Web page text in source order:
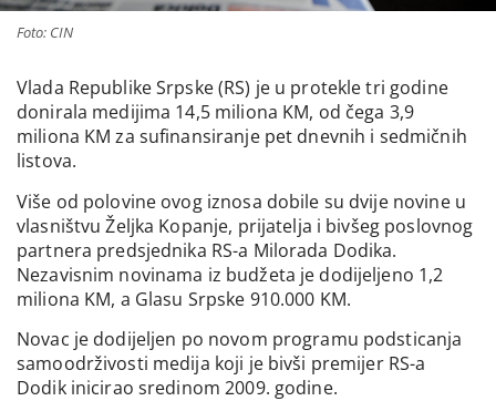
Foto: CIN
Vlada Republike Srpske (RS) je u protekle tri godine
donirala medijima 14,5 miliona KM, od čega 3,9
miliona KM za sufinansiranje pet dnevnih i sedmičnih
listova.
Više od polovine ovog iznosa dobile su dvije novine u
vlasništvu Željka Kopanje, prijatelja i bivšeg poslovnog
partnera predsjednika RS-a Milorada Dodika.
Nezavisnim novinama iz budžeta je dodijeljeno 1,2
miliona KM, a Glasu Srpske 910.000 KM.
Novac je dodijeljen po novom programu podsticanja
samoodrživosti medija koji je bivši premijer RS-a
Dodik inicirao sredinom 2009. godine.